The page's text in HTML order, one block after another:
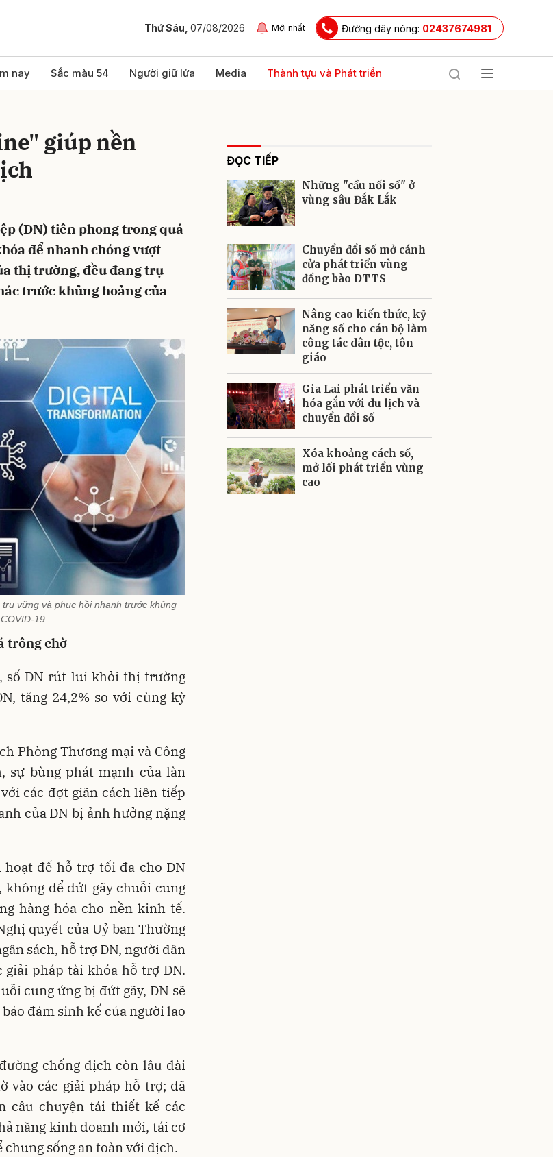
Thứ Sáu, 07/08/2026 Mới nhất Đường dây nóng: 02437674981
nay Sắc màu 54 Người giữ lửa Media Thành tựu và Phát triển
giúp nền
(DN) tiên phong trong quá
để nhanh chóng vượt
thị trường, đều đang trụ
trước khủng hoảng của
vững và phục hồi nhanh trước khủng
19
trông chờ
số DN rút lui khỏi thị trường
tăng 24,2% so với cùng kỳ
Phòng Thương mại và Công
sự bùng phát mạnh của làn
các đợt giãn cách liên tiếp
của DN bị ảnh hưởng nặng
để hỗ trợ tối đa cho DN
để đứt gãy chuỗi cung
hàng hóa cho nền kinh tế.
quyết của Uỷ ban Thường
sách, hỗ trợ DN, người dân
pháp tài khóa hỗ trợ DN.
cung ứng bị đứt gãy, DN sẽ
đảm sinh kế của người lao
chống dịch còn lâu dài
vào các giải pháp hỗ trợ; đã
câu chuyện tái thiết kế các
năng kinh doanh mới, tái cơ
sống an toàn với dịch.
ĐỌC TIẾP
Những "cầu nối số" ở
vùng sâu Đắk Lắk
Chuyển đổi số mở cánh
cửa phát triển vùng
đồng bào DTTS
Nâng cao kiến thức, kỹ
năng số cho cán bộ làm
công tác dân tộc, tôn
giáo
Gia Lai phát triển văn
hóa gắn với du lịch và
chuyển đổi số
Xóa khoảng cách số,
mở lối phát triển vùng
cao
Hủy Gửi